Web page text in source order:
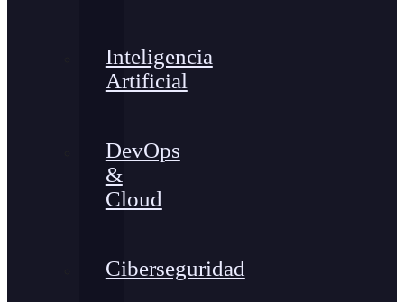
Inteligencia
Artificial
DevOps
&
Cloud
Ciberseguridad